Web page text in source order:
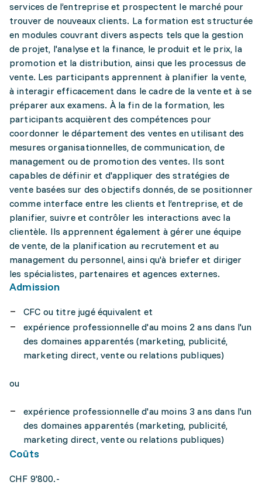
services de l’entreprise et prospectent le marché pour
trouver de nouveaux clients. La formation est structurée
en modules couvrant divers aspects tels que la gestion
de projet, l'analyse et la finance, le produit et le prix, la
promotion et la distribution, ainsi que les processus de
vente. Les participants apprennent à planifier la vente,
à interagir efficacement dans le cadre de la vente et à se
préparer aux examens. À la fin de la formation, les
participants acquièrent des compétences pour
coordonner le département des ventes en utilisant des
mesures organisationnelles, de communication, de
management ou de promotion des ventes. Ils sont
capables de définir et d'appliquer des stratégies de
vente basées sur des objectifs donnés, de se positionner
comme interface entre les clients et l’entreprise, et de
planifier, suivre et contrôler les interactions avec la
clientèle. Ils apprennent également à gérer une équipe
de vente, de la planification au recrutement et au
management du personnel, ainsi qu'à briefer et diriger
les spécialistes, partenaires et agences externes.
Admission
CFC ou titre jugé équivalent et
expérience professionnelle d'au moins 2 ans dans l'un
des domaines apparentés (marketing, publicité,
marketing direct, vente ou relations publiques)
ou
expérience professionnelle d'au moins 3 ans dans l'un
des domaines apparentés (marketing, publicité,
marketing direct, vente ou relations publiques)
Coûts
CHF 9'800.-